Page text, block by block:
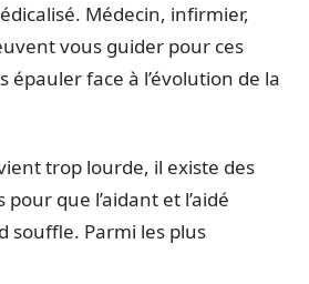
Médecin, infirmier,
vous guider pour ces
épauler face à l’évolution de la
trop lourde, il existe des
que l’aidant et l’aidé
souffle. Parmi les plus